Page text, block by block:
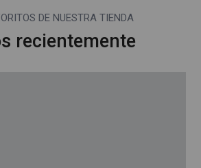
DE NUESTRA TIENDA
recientemente